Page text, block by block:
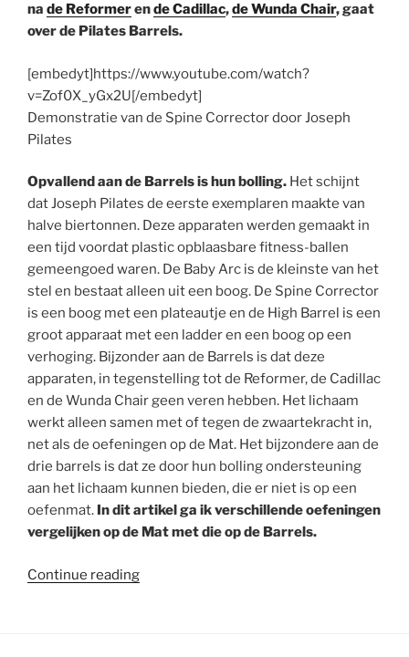
na de Reformerende Cadillac,de Wunda Chair, gaat
over de Pilates Barrels.
[embedyt]https://www.youtube.com/watch?
v=Zof0X_yGx2U[/embedyt]
Demonstratie van de Spine Corrector door Joseph
Pilates
Opvallend aan de Barrels is hun bolling. Het schijnt
dat Joseph Pilates de eerste exemplaren maakte van
halve biertonnen. Deze apparaten werden gemaakt in
een tijd voordat plastic opblaasbare fitness-ballen
gemeengoed waren. De Baby Arc is de kleinste van het
stel en bestaat alleen uit een boog. De Spine Corrector
is een boog met een plateautje en de High Barrel is een
groot apparaat met een ladder en een boog op een
verhoging. Bijzonder aan de Barrels is dat deze
apparaten, in tegenstelling tot de Reformer, de Cadillac
en de Wunda Chair geen veren hebben. Het lichaam
werkt alleen samen met of tegen de zwaartekracht in,
net als de oefeningen op de Mat. Het bijzondere aan de
drie barrels is dat ze door hun bolling ondersteuning
aan het lichaam kunnen bieden, die er niet is op een
oefenmat. In dit artikel ga ik verschillende oefeningen
vergelijken op de Mat met die op de Barrels.
Continue reading“Pilatesapparaten: